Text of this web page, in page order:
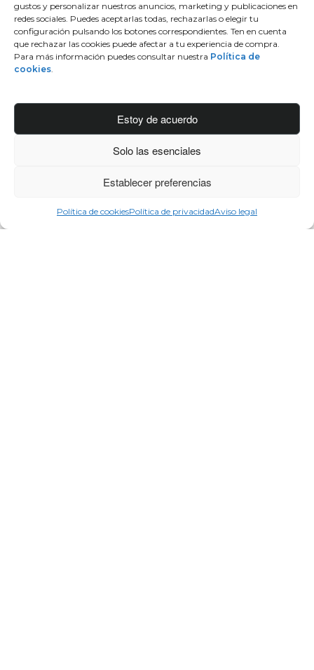
gustos y personalizar nuestros anuncios, marketing y publicaciones en
redes sociales. Puedes aceptarlas todas, rechazarlas o elegir tu
configuración pulsando los botones correspondientes. Ten en cuenta
que rechazar las cookies puede afectar a tu experiencia de compra.
Para más información puedes consultar nuestra Política de
cookies.
Estoy de acuerdo
Solo las esenciales
Establecer preferencias
Política de cookiesPolítica de privacidadAviso legal
5 cosas que nunca deben faltar en un bolso